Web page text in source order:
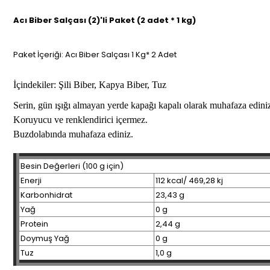
Acı Biber Salçası (2)'li Paket (2 adet * 1 kg)
Paket İçeriği: Acı Biber Salçası 1 Kg* 2 Adet
İçindekiler: Şili Biber, Kapya Biber, Tuz
Serin, gün ışığı almayan yerde kapağı kapalı olarak muhafaza
Koruyucu ve renklendirici içermez.
Buzdolabında muhafaza ediniz.
Besin Değerleri (100 g için)
Enerji
112 kcal/ 469,28 kj
Karbonhidrat
23,43 g
Yağ
0 g
Protein
2,44 g
Doymuş Yağ
0 g
Tuz
1,0 g